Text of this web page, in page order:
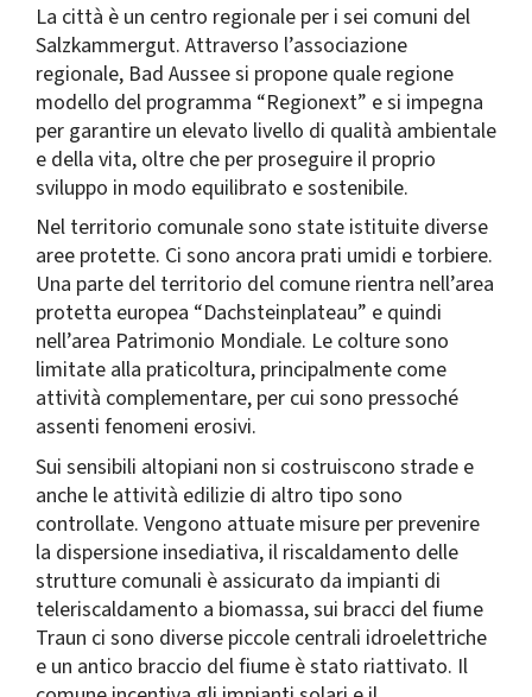
La città è un centro regionale per i sei comuni del
Salzkammergut. Attraverso l’associazione
regionale, Bad Aussee si propone quale regione
modello del programma “Regionext” e si impegna
per garantire un elevato livello di qualità ambientale
e della vita, oltre che per proseguire il proprio
sviluppo in modo equilibrato e sostenibile.
Nel territorio comunale sono state istituite diverse
aree protette. Ci sono ancora prati umidi e torbiere.
Una parte del territorio del comune rientra nell’area
protetta europea “Dachsteinplateau” e quindi
nell’area Patrimonio Mondiale. Le colture sono
limitate alla praticoltura, principalmente come
attività complementare, per cui sono pressoché
assenti fenomeni erosivi.
Sui sensibili altopiani non si costruiscono strade e
anche le attività edilizie di altro tipo sono
controllate. Vengono attuate misure per prevenire
la dispersione insediativa, il riscaldamento delle
strutture comunali è assicurato da impianti di
teleriscaldamento a biomassa, sui bracci del fiume
Traun ci sono diverse piccole centrali idroelettriche
e un antico braccio del fiume è stato riattivato. Il